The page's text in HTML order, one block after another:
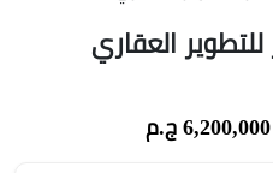
العقاري
6,200,000 ج.م